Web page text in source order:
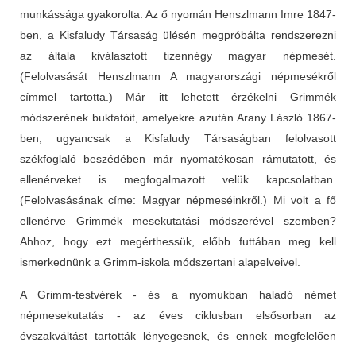
munkássága gyakorolta. Az ő nyomán Henszlmann Imre 1847-
ben, a Kisfaludy Társaság ülésén megpróbálta rendszerezni
az általa kiválasztott tizennégy magyar népmesét.
(Felolvasását Henszlmann A magyarországi népmesékről
címmel tartotta.) Már itt lehetett érzékelni Grimmék
módszerének buktatóit, amelyekre azután Arany László 1867-
ben, ugyancsak a Kisfaludy Társaságban felolvasott
székfoglaló beszédében már nyomatékosan rámutatott, és
ellenérveket is megfogalmazott velük kapcsolatban.
(Felolvasásának címe: Magyar népmeséinkről.) Mi volt a fő
ellenérve Grimmék mesekutatási módszerével szemben?
Ahhoz, hogy ezt megérthessük, előbb futtában meg kell
ismerkednünk a Grimm-iskola módszertani alapelveivel.
A Grimm-testvérek - és a nyomukban haladó német
népmesekutatás - az éves ciklusban elsősorban az
évszakváltást tartották lényegesnek, és ennek megfelelően